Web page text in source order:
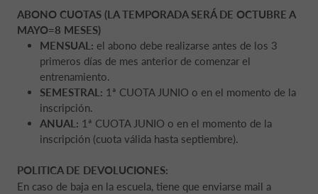
ABONO CUOTAS (LA TEMPORADA SERÁ DE OCTUBRE A
MAYO=8 MESES)
MENSUAL: el abono debe realizarse antes de los 3
primeros días de mes anterior de comenzar el
entrenamiento.
SEMESTRAL: 1ª CUOTA JUNIO o en el momento de la
inscripción.
ANUAL: 1ª CUOTA JUNIO o en el momento de la
inscripción (cuota válida hasta septiembre).
POLITICA DE DEVOLUCIONES:
En caso de baja en la escuela, tiene que enviarse mail a